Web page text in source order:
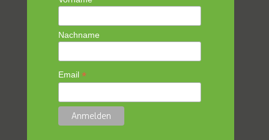
Nachname
Email*